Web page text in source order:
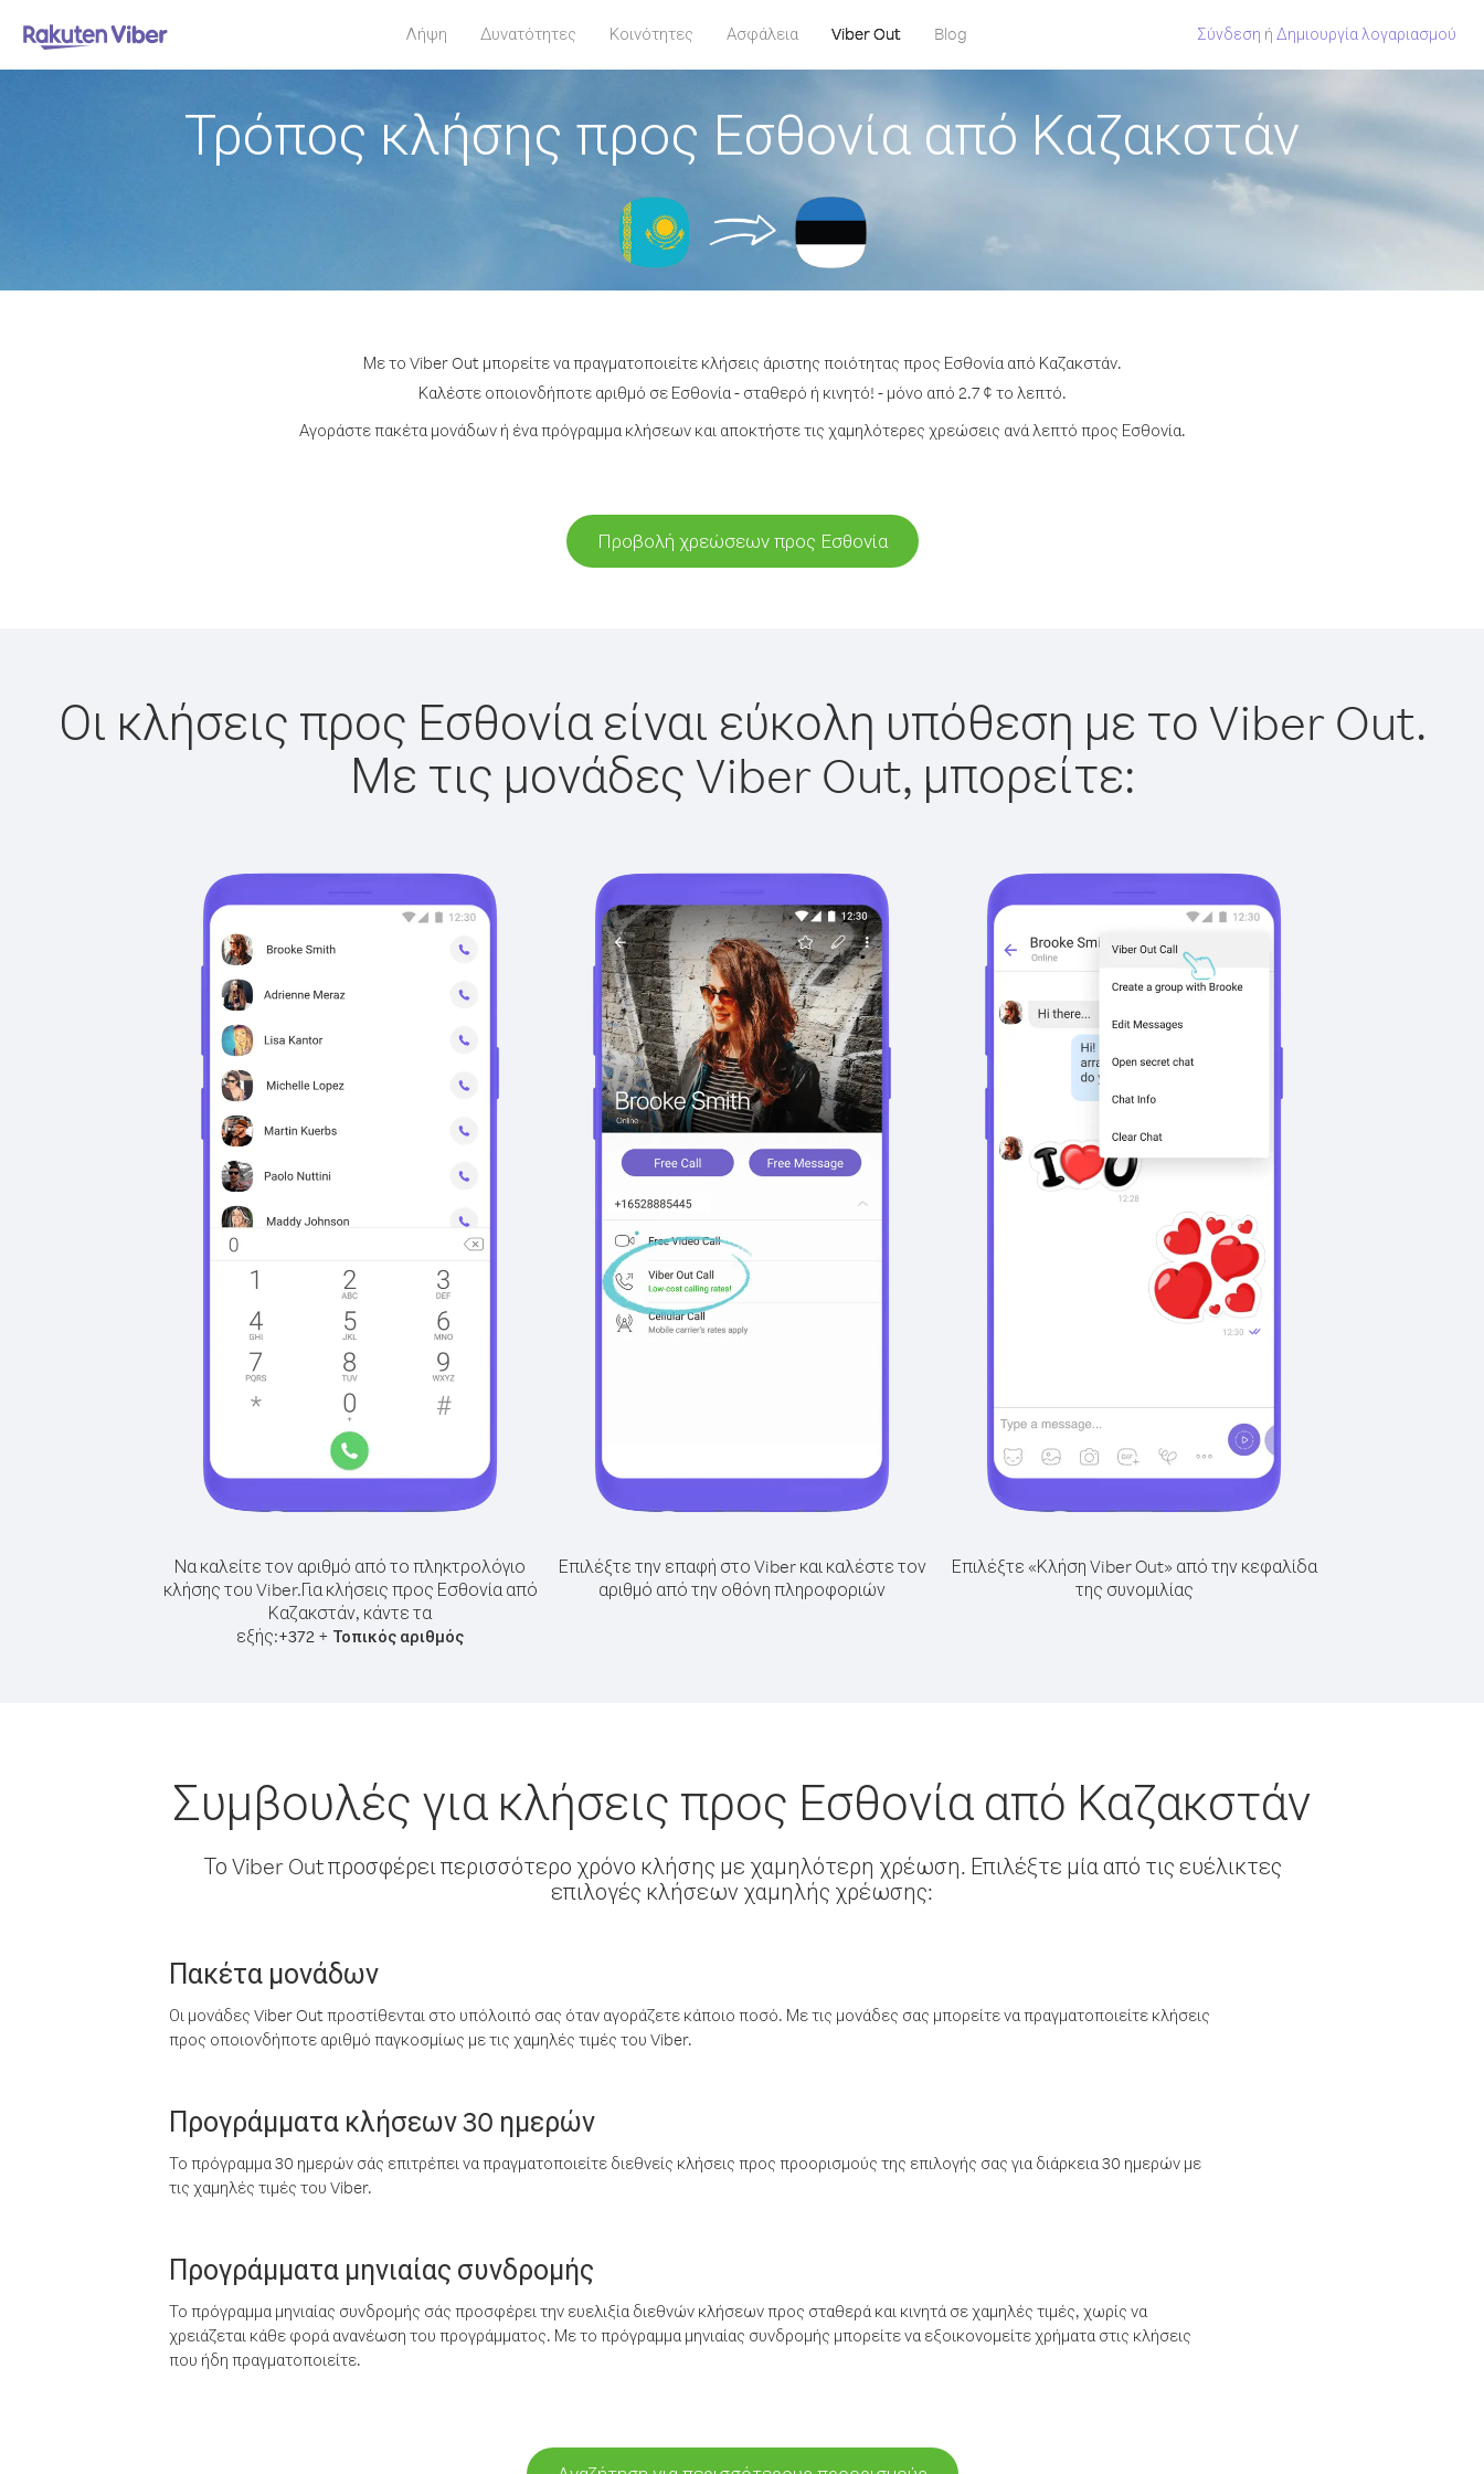
Λήψη Δυνατότητες Κοινότητες Ασφάλεια Viber Out Blog Σύνδεση ή Δημιουργία λογαριασμού
Τρόπος κλήσης προς Εσθονία από Καζακστάν
Με το Viber Out μπορείτε να πραγματοποιείτε κλήσεις άριστης ποιότητας προς Εσθονία από Καζακστάν.
Καλέστε οποιονδήποτε αριθμό σε Εσθονία - σταθερό ή κινητό! - μόνο από 2.7 ¢ το λεπτό.
Αγοράστε πακέτα μονάδων ή ένα πρόγραμμα κλήσεων και αποκτήστε τις χαμηλότερες χρεώσεις ανά λεπτό προς Εσθονία.
Προβολή χρεώσεων προς Εσθονία
Οι κλήσεις προς Εσθονία είναι εύκολη υπόθεση με το Viber Out.
Με τις μονάδες Viber Out, μπορείτε:
Να καλείτε τον αριθμό από το πληκτρολόγιο
κλήσης του Viber.Για κλήσεις προς Εσθονία από
Καζακστάν, κάντε τα
εξής:+372 + Τοπικός αριθμός
Επιλέξτε την επαφή στο Viber και καλέστε τον
αριθμό από την οθόνη πληροφοριών
Επιλέξτε «Κλήση Viber Out» από την κεφαλίδα
της συνομιλίας
Συμβουλές για κλήσεις προς Εσθονία από Καζακστάν
Το Viber Out προσφέρει περισσότερο χρόνο κλήσης με χαμηλότερη χρέωση. Επιλέξτε μία από τις ευέλικτες
επιλογές κλήσεων χαμηλής χρέωσης:
Πακέτα μονάδων
Οι μονάδες Viber Out προστίθενται στο υπόλοιπό σας όταν αγοράζετε κάποιο ποσό. Με τις μονάδες σας μπορείτε να πραγματοποιείτε κλήσεις
προς οποιονδήποτε αριθμό παγκοσμίως με τις χαμηλές τιμές του Viber.
Προγράμματα κλήσεων 30 ημερών
Το πρόγραμμα 30 ημερών σάς επιτρέπει να πραγματοποιείτε διεθνείς κλήσεις προς προορισμούς της επιλογής σας για διάρκεια 30 ημερών με
τις χαμηλές τιμές του Viber.
Προγράμματα μηνιαίας συνδρομής
Το πρόγραμμα μηνιαίας συνδρομής σάς προσφέρει την ευελιξία διεθνών κλήσεων προς σταθερά και κινητά σε χαμηλές τιμές, χωρίς να
χρειάζεται κάθε φορά ανανέωση του προγράμματος. Με το πρόγραμμα μηνιαίας συνδρομής μπορείτε να εξοικονομείτε χρήματα στις κλήσεις
που ήδη πραγματοποιείτε.